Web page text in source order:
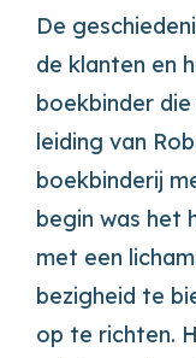
De
de klanten en
boekbinder
leiding van
boekbinderij
begin was het
met een
bezigheid te
op te richten.